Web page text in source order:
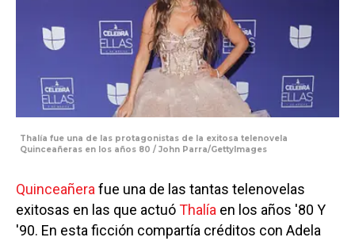
Thalía fue una de las protagonistas de la exitosa telenovela
Quinceañeras en los años 80 / John Parra/GettyImages
Quinceañera fue una de las tantas telenovelas
exitosas en las que actuóThalía en los años '80 Y
'90. En esta ficción compartía créditos con Adela